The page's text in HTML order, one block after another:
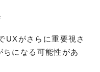
UXがさらに重要視さ
になる可能性があ